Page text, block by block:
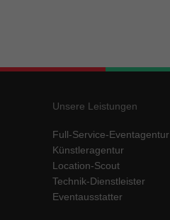
Unsere Leistungen
Full-Service-Eventagentur
Künstleragentur
Location-Scout
Technik-Dienstleister
Eventausstatter